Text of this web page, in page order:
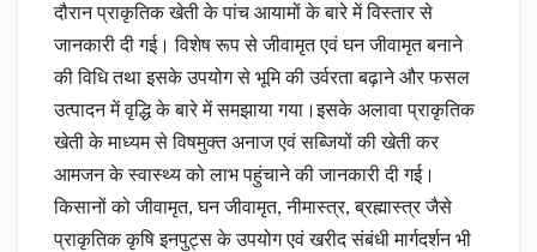
दौरान प्राकृतिक खेती के पांच आयामों के बारे में विस्तार से
जानकारी दी गई। विशेष रूप से जीवामृत एवं घन जीवामृत बनाने
की विधि तथा इसके उपयोग से भूमि की उर्वरता बढ़ाने और फसल
उत्पादन में वृद्धि के बारे में समझाया गया।इसके अलावा प्राकृतिक
खेती के माध्यम से विषमुक्त अनाज एवं सब्जियों की खेती कर
आमजन के स्वास्थ्य को लाभ पहुंचाने की जानकारी दी गई।
किसानों को जीवामृत, घन जीवामृत, नीमास्त्र, ब्रह्मास्त्र जैसे
प्राकृतिक कृषि इनपुट्स के उपयोग एवं खरीद संबंधी मार्गदर्शन भी